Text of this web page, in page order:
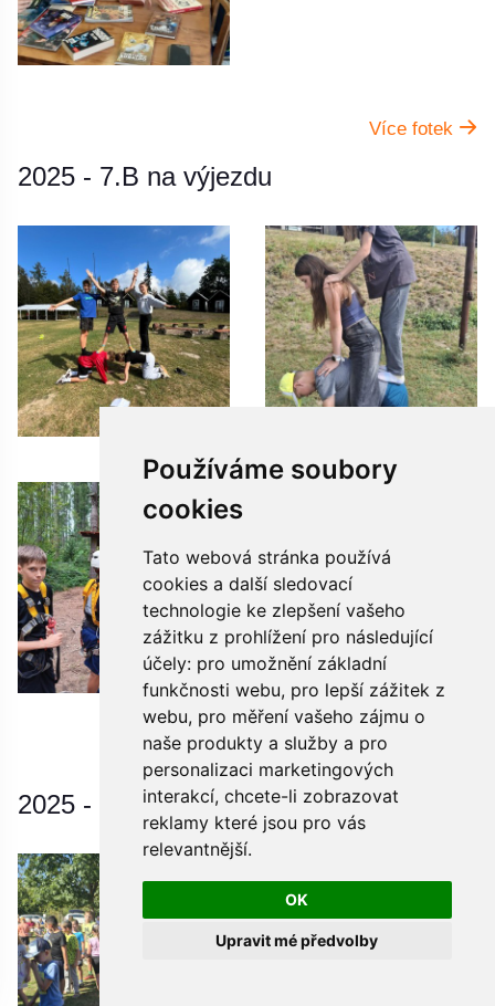
Používáme soubory
cookies
Tato webová stránka používá
cookies a další sledovací
technologie ke zlepšení vašeho
zážitku z prohlížení pro následující
účely: pro umožnění základní
funkčnosti webu, pro lepší zážitek z
webu, pro měření vašeho zájmu o
naše produkty a služby a pro
personalizaci marketingových
interakcí, chcete-li zobrazovat
reklamy které jsou pro vás
relevantnější.
OK
Upravit mé předvolby
Více fotek
2025 - 7.B na výjezdu
Více fotek
2025 - Back to School